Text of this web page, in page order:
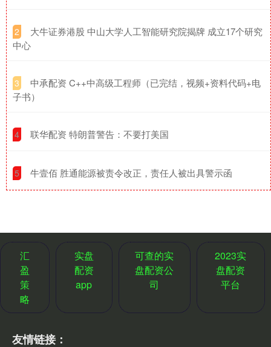
2
​大牛证券港股 中山大学人工智能研究院揭牌 成立17个研究
中心
3
​中承配资 C++中高级工程师（已完结，视频+资料代码+电
子书）
4 ​联华配资 特朗普警告：不要打美国
5 ​牛壹佰 胜通能源被责令改正，责任人被出具警示函
汇
盈
策
略
实盘
配资
app
可查的实
盘配资公
司
2023实
盘配资
平台
友情链接：